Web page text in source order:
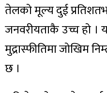
तेलको मूल्य दुई
जनवरीयताकै उच्च हो ।
मुद्रास्फीतिमा जोखिम
छ ।